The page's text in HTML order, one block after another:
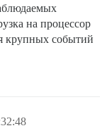
на процессор
крупных событий